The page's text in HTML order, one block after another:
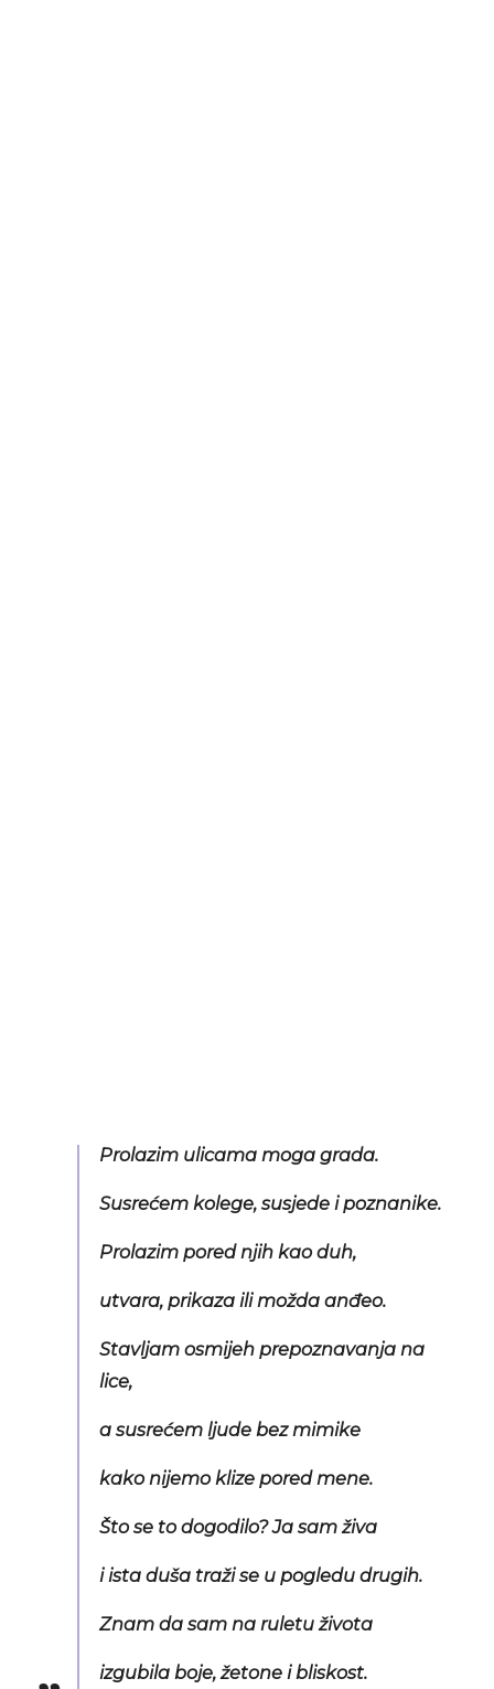
Prolazim ulicama moga grada.
Susrećem kolege, susjede i poznanike.
Prolazim pored njih kao duh,
utvara, prikaza ili možda anđeo.
Stavljam osmijeh prepoznavanja na
lice,
a susrećem ljude bez mimike
kako nijemo klize pored mene.
Što se to dogodilo? Ja sam živa
i ista duša traži se u pogledu drugih.
Znam da sam na ruletu života
izgubila boje, žetone i bliskost.